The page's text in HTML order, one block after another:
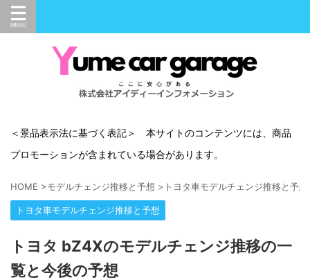
＜景品表示法に基づく表記＞ 本サイトのコンテンツには、商品
プロモーションが含まれている場合があります。
HOME >モデルチェンジ推移と予想 > トヨタ車モデルチェンジ推移と予想
トヨタ車モデルチェンジ推移と予想
トヨタ bZ4Xのモデルチェンジ推移の一
覧と今後の予想